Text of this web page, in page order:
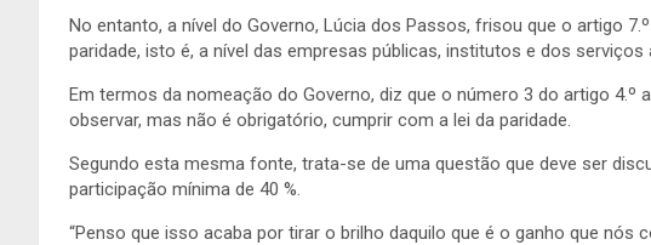
No entanto, a nível do Governo, Lúcia dos Passos, frisou que o artigo
paridade, isto é, a nível das empresas públicas, institutos e dos serviços
Em termos da nomeação do Governo, diz que o número 3 do artigo 4.º
observar, mas não é obrigatório, cumprir com a lei da paridade.
Segundo esta mesma fonte, trata-se de uma questão que deve ser
participação mínima de 40 %.
“Penso que isso acaba por tirar o brilho daquilo que é o ganho que nós